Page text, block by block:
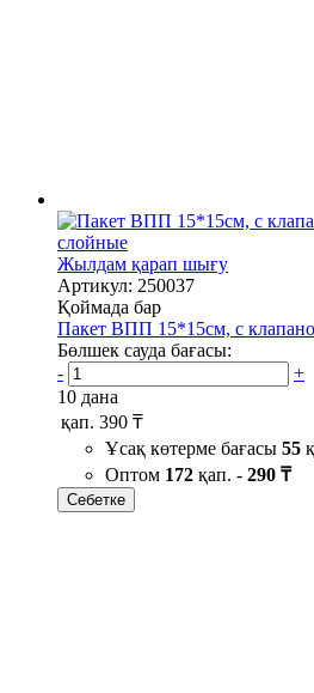
Жылдам қарап шығу
Артикул: 250037
Қоймада бар
Пакет ВПП 15*15см, с
Бөлшек сауда бағасы:
-
+
10 дана
қап. 390 ₸
Ұсақ көтерме бағасы 55
Оптом 172 қап. - 290 ₸
Себетке